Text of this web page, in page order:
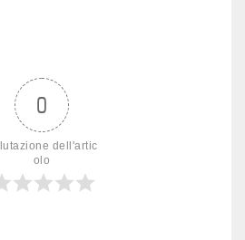
0
dell'artic
olo